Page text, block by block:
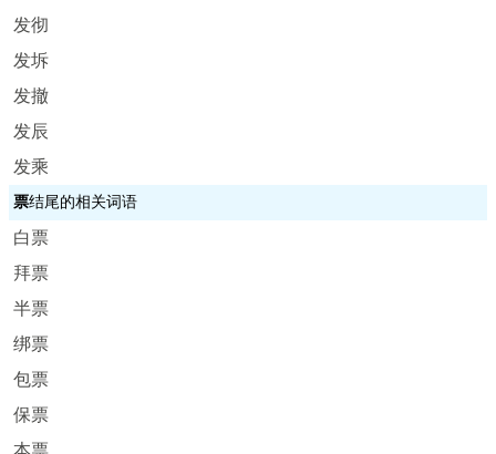
发彻
发坼
发撤
发辰
发乘
票结尾的相关词语
白票
拜票
半票
绑票
包票
保票
本票